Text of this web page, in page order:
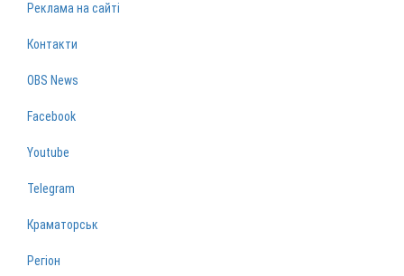
Реклама на сайті
Контакти
OBS News
Facebook
Youtube
Telegram
Краматорськ
Регіон